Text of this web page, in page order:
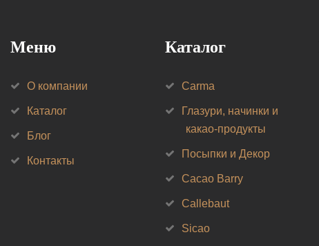
Меню
О компании
Каталог
Блог
Контакты
Каталог
Carma
Глазури, начинки и
какао-продукты
Посыпки и Декор
Cacao Barry
Callebaut
Sicao